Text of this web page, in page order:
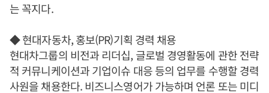
는 꼭지다.
◆ 현대자동차, 홍보(PR)기획 경력 채용
현대차그룹의 비전과 리더십, 글로벌 경영활동에 관한 전략
적 커뮤니케이션과 기업이슈 대응 등의 업무를 수행할 경력
사원을 채용한다. 비즈니스영어가 가능하며 언론 또는 미디